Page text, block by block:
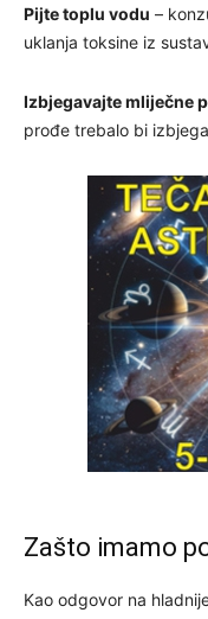
Pijte toplu vodu –
uklanja toksine iz
Izbjegavajte mliječne
prođe trebalo bi
Zašto imamo
Kao odgovor na